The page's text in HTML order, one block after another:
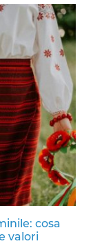
cosa
valori